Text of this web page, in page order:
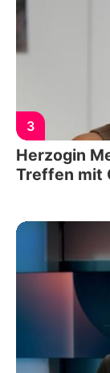
3
Herzogin
Treffen mit